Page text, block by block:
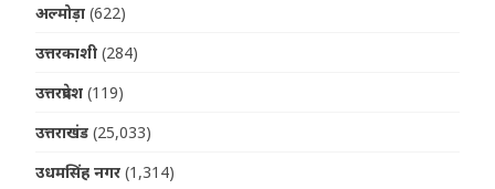
अल्मोड़ा (622)
उत्तरकाशी (284)
उत्तरप्रदेश (119)
उत्तराखंड (25,033)
उधमसिंह नगर (1,314)